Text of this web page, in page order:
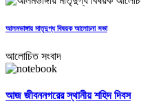
আলমডাঙ্গায় মাতৃদুগ্ধ বিষয়ক আলোচনা সভা
আলোচিত সংবাদ
আজ জীবননগরের স্থানীয় শহিদ দিবস